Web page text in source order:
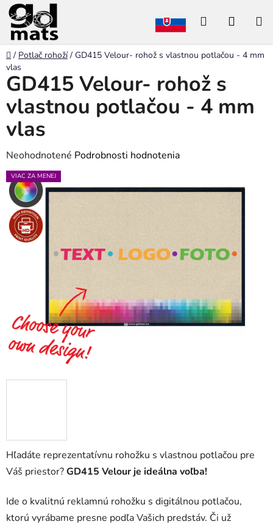
Prejsť
na
obsah
Hľadať
Domov
/ Potlač rohoží / GD415 Velour- rohož s vlastnou potlačou - 4 mm
vlas
Hľadáte reprezentatívnu rohožku s vlastnou potlačou pre
Váš priestor?GD415 Velour je ideálna voľba!
Ide o kvalitnú reklamnú rohožku s digitálnou potlačou,
ktorú vyrábame presne podľa Vašich predstáv. Či už
GD415 Velour- rohož s
vlastnou potlačou - 4 mm
vlas
Priemerné
hodnotenie
produktu
je
0,0
Neohodnotené Podrobnosti hodnotenia
VIAC ZA MENEJ